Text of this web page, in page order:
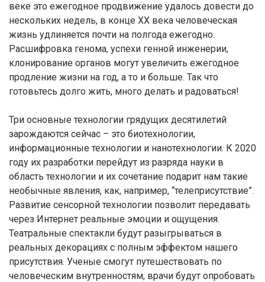
веке это ежегодное продвижение удалось довести до
нескольких недель, в конце XX века человеческая
жизнь удлиняется почти на полгода ежегодно.
Расшифровка генома, успехи генной инженерии,
клонирование органов могут увеличить ежегодное
продление жизни на год, а то и больше. Так что
готовьтесь долго жить, много делать и радоваться!
Три основные технологии грядущих десятилетий
зарождаются сейчас – это биотехнологии,
информационные технологии и нанотехнологии. К 2020
году их разработки перейдут из разряда науки в
область технологии и их сочетание подарит нам такие
необычные явления, как, например, “телеприсутствие”.
Развитие сенсорной технологии позволит передавать
через Интернет реальные эмоции и ощущения.
Театральные спектакли будут разыгрываться в
реальных декорациях с полным эффектом нашего
присутствия. Ученые смогут путешествовать по
человеческим внутренностям, врачи будут опробовать